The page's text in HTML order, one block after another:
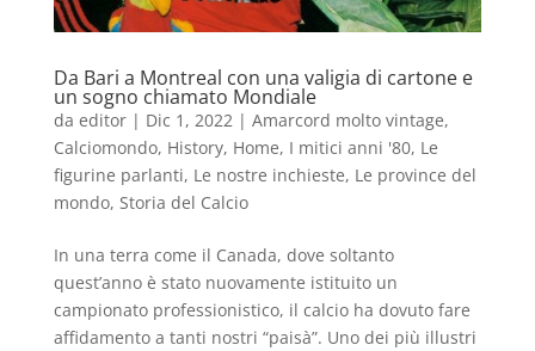
Da Bari a Montreal con una valigia di cartone e
un sogno chiamato Mondiale
da editor| Dic 1, 2022 | Amarcord molto vintage,
Calciomondo, History, Home, I mitici anni '80, Le
figurine parlanti, Le nostre inchieste, Le province del
mondo, Storia del Calcio
In una terra come il Canada, dove soltanto
quest’anno è stato nuovamente istituito un
campionato professionistico, il calcio ha dovuto fare
affidamento a tanti nostri “paisà”. Uno dei più illustri